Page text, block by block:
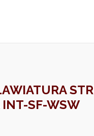
INT-SF-WSW